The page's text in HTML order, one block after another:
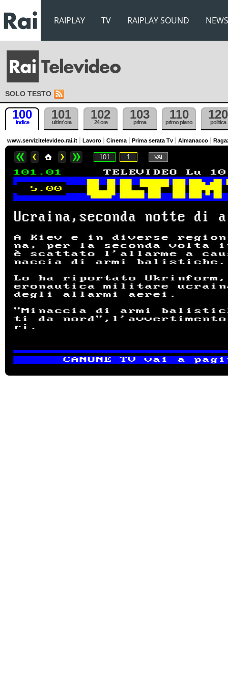
RAIPLAY TV RAIPLAY SOUND NEWS
SOLO TESTO
100
indice
101
ultim'ora
102
24 ore
103
prima
110
primo piano
120
politica
www.servizitelevideo.rai.it Lavoro Cinema Prima serata Tv Almanacco